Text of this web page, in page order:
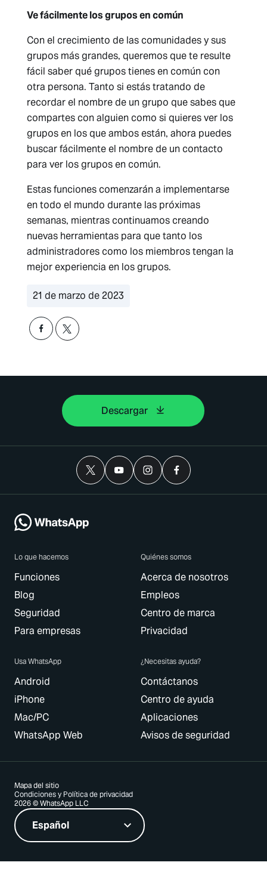
Ve fácilmente los grupos en común
Con el crecimiento de las comunidades y sus
grupos más grandes, queremos que te resulte
fácil saber qué grupos tienes en común con
otra persona. Tanto si estás tratando de
recordar el nombre de un grupo que sabes que
compartes con alguien como si quieres ver los
grupos en los que ambos están, ahora puedes
buscar fácilmente el nombre de un contacto
para ver los grupos en común.
Estas funciones comenzarán a implementarse
en todo el mundo durante las próximas
semanas, mientras continuamos creando
nuevas herramientas para que tanto los
administradores como los miembros tengan la
mejor experiencia en los grupos.
21 de marzo de 2023
Descargar
Lo que hacemos
Funciones
Blog
Seguridad
Para empresas
Quiénes somos
Acerca de nosotros
Empleos
Centro de marca
Privacidad
Usa WhatsApp
Android
iPhone
Mac/PC
WhatsApp Web
¿Necesitas ayuda?
Contáctanos
Centro de ayuda
Aplicaciones
Avisos de seguridad
2026 © WhatsApp LLC
Condiciones y Política de privacidad
Mapa del sitio